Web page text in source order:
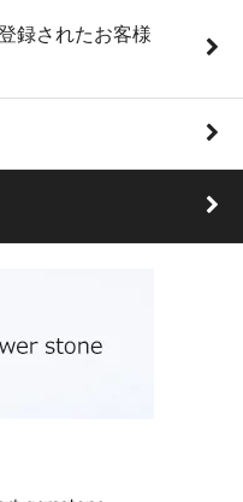
録されたお客様